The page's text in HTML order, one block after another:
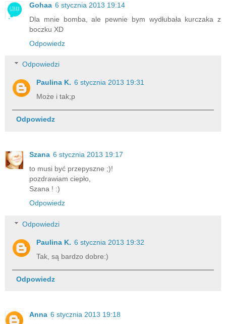
Gohaa 6 stycznia 2013 19:14
Dla mnie bomba, ale pewnie bym wydłubała kurczaka z
boczku XD
Odpowiedz
Odpowiedzi
Paulina K. 6 stycznia 2013 19:31
Może i tak;p
Odpowiedz
Szana 6 stycznia 2013 19:17
to musi być przepyszne ;)!
pozdrawiam ciepło,
Szana ! :)
Odpowiedz
Odpowiedzi
Paulina K. 6 stycznia 2013 19:32
Tak, są bardzo dobre:)
Odpowiedz
Anna 6 stycznia 2013 19:18